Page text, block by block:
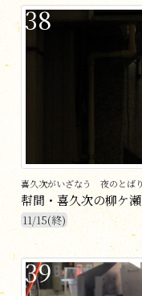
38
喜久次がいざなう 夜のとば
幇間・喜久次の柳ケ
11/15(終)
39